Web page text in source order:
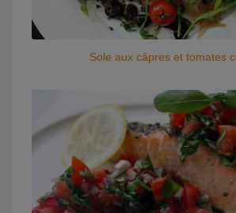
Sole aux câpres et tomates